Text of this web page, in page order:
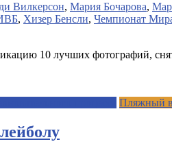
Вилкерсон, Мария Бочарова,
, Хизер Бенсли, Чемпионат
10 лучших фотографий,
Пляжный